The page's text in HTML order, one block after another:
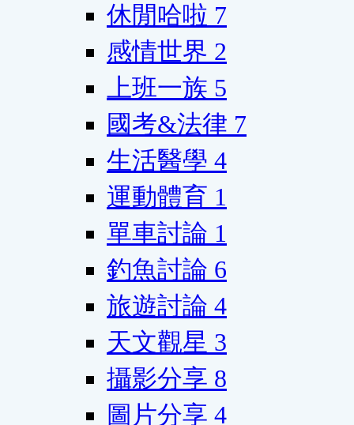
休閒哈啦 7
感情世界 2
上班一族 5
國考&法律 7
生活醫學 4
運動體育 1
單車討論 1
釣魚討論 6
旅遊討論 4
天文觀星 3
攝影分享 8
圖片分享 4